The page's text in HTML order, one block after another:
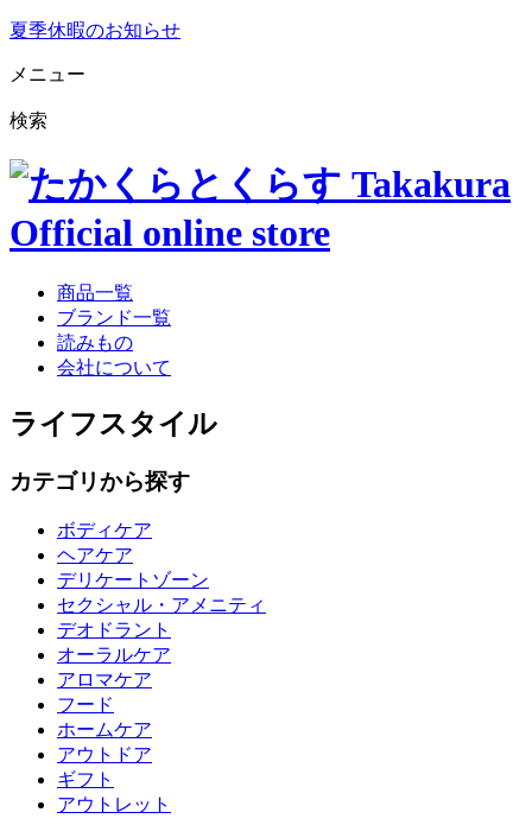
夏季休暇のお知らせ
メニュー
検索
商品一覧
ブランド一覧
読みもの
会社について
ライフスタイル
カテゴリから探す
ボディケア
ヘアケア
デリケートゾーン
セクシャル・アメニティ
デオドラント
オーラルケア
アロマケア
フード
ホームケア
アウトドア
ギフト
アウトレット